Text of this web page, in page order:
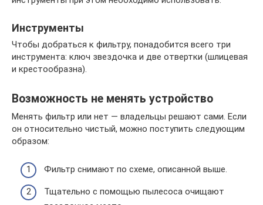
Инструменты
Чтобы добраться к фильтру, понадобится всего три
инструмента: ключ звездочка и две отвертки (шлицевая
и крестообразна).
Возможность не менять устройство
Менять фильтр или нет — владельцы решают сами. Если
он относительно чистый, можно поступить следующим
образом:
Фильтр снимают по схеме, описанной выше.
Тщательно с помощью пылесоса очищают